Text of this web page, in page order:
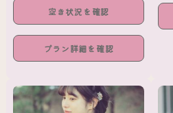
空き状況を確認
プラン詳細を確認